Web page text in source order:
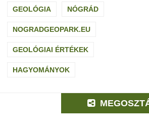
GEOLÓGIA NÓGRÁD
NOGRADGEOPARK.EU
GEOLÓGIAI ÉRTÉKEK
HAGYOMÁNYOK